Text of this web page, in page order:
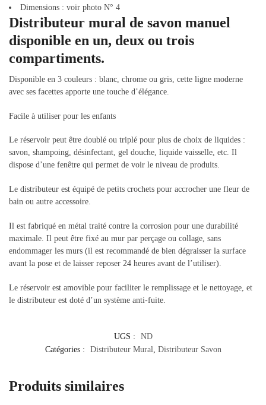
Dimensions : voir photo N° 4
Distributeur mural de savon manuel
disponible en un, deux ou trois
compartiments.
Disponible en 3 couleurs : blanc, chrome ou gris, cette ligne moderne
avec ses facettes apporte une touche d’élégance.
Facile à utiliser pour les enfants
Le réservoir peut être doublé ou triplé pour plus de choix de liquides :
savon, shampoing, désinfectant, gel douche, liquide vaisselle, etc. Il
dispose d’une fenêtre qui permet de voir le niveau de produits.
Le distributeur est équipé de petits crochets pour accrocher une fleur de
bain ou autre accessoire.
Il est fabriqué en métal traité contre la corrosion pour une durabilité
maximale. Il peut être fixé au mur par perçage ou collage, sans
endommager les murs (il est recommandé de bien dégraisser la surface
avant la pose et de laisser reposer 24 heures avant de l’utiliser).
Le réservoir est amovible pour faciliter le remplissage et le nettoyage, et
le distributeur est doté d’un système anti-fuite.
UGS :
ND
Catégories :
Distributeur Mural Distributeur Savon
Produits similaires